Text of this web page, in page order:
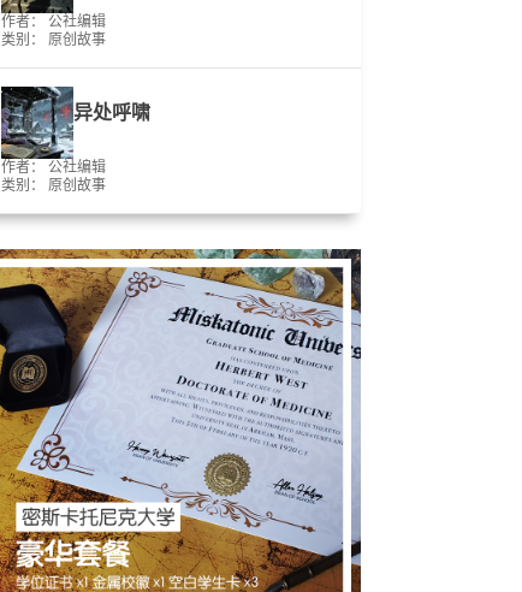
作者： 公社编辑
类别：
原创故事
异处呼啸
作者： 公社编辑
类别：
原创故事